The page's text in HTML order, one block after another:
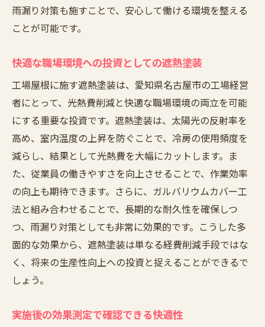
雨漏り対策も施すことで、安心して働ける環境を整える
ことが可能です。
快適な職場環境への投資としての遮熱塗装
工場屋根に施す遮熱塗装は、愛知県名古屋市の工場経営
者にとって、光熱費削減と快適な職場環境の両立を可能
にする重要な投資です。遮熱塗装は、太陽光の反射率を
高め、室内温度の上昇を防ぐことで、冷房の使用頻度を
減らし、結果として光熱費を大幅にカットします。ま
た、従業員の働きやすさを向上させることで、作業効率
の向上も期待できます。さらに、ガルバリウムカバー工
法と組み合わせることで、長期的な耐久性を確保しつ
つ、雨漏り対策としても非常に効果的です。こうした多
面的な効果から、遮熱塗装は単なる経費削減手段ではな
く、将来の生産性向上への投資と捉えることができるで
しょう。
実施後の効果測定で確認できる快適性